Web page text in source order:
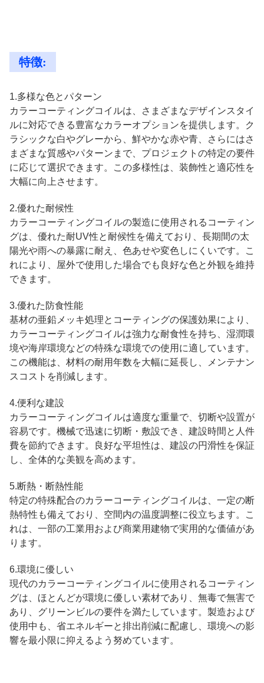
特徴:
1.多様な色とパターン
カラーコーティングコイルは、さまざまなデザインスタイ
ルに対応できる豊富なカラーオプションを提供します。ク
ラシックな白やグレーから、鮮やかな赤や青、さらにはさ
まざまな質感やパターンまで、プロジェクトの特定の要件
に応じて選択できます。この多様性は、装飾性と適応性を
大幅に向上させます。
2.優れた耐候性
カラーコーティングコイルの製造に使用されるコーティン
グは、優れた耐UV性と耐候性を備えており、長期間の太
陽光や雨への暴露に耐え、色あせや変色しにくいです。こ
れにより、屋外で使用した場合でも良好な色と外観を維持
できます。
3.優れた防食性能
基材の亜鉛メッキ処理とコーティングの保護効果により、
カラーコーティングコイルは強力な耐食性を持ち、湿潤環
境や海岸環境などの特殊な環境での使用に適しています。
この機能は、材料の耐用年数を大幅に延長し、メンテナン
スコストを削減します。
4.便利な建設
カラーコーティングコイルは適度な重量で、切断や設置が
容易です。機械で迅速に切断・敷設でき、建設時間と人件
費を節約できます。良好な平坦性は、建設の円滑性を保証
し、全体的な美観を高めます。
5.断熱・断熱性能
特定の特殊配合のカラーコーティングコイルは、一定の断
熱特性も備えており、空間内の温度調整に役立ちます。こ
れは、一部の工業用および商業用建物で実用的な価値があ
ります。
6.環境に優しい
現代のカラーコーティングコイルに使用されるコーティン
グは、ほとんどが環境に優しい素材であり、無毒で無害で
あり、グリーンビルの要件を満たしています。製造および
使用中も、省エネルギーと排出削減に配慮し、環境への影
響を最小限に抑えるよう努めています。